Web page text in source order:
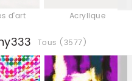
d'art Acrylique
Tous (3577)